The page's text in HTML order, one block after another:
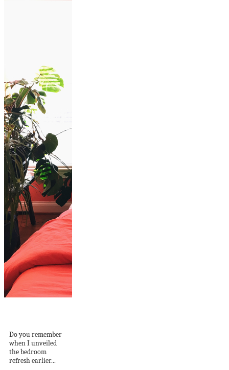
Do you remember
when I unveiled
the bedroom
refresh earlier...